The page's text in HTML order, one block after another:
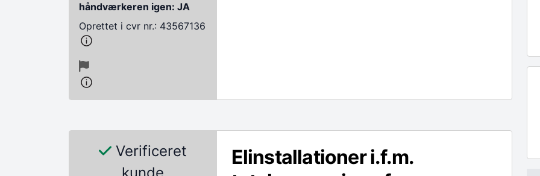
håndværkeren igen: JA
Oprettet i cvr nr.: 43567136
Verificeret
Elinstallationer i.f.m.